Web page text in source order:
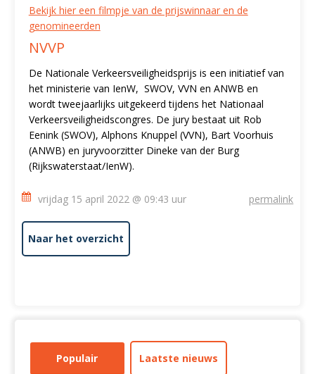
Bekijk hier een filmpje van de prijswinnaar en de
genomineerden
NVVP
De Nationale Verkeersveiligheidsprijs is een initiatief van
het ministerie van IenW, SWOV, VVN en ANWB en
wordt tweejaarlijks uitgekeerd tijdens het Nationaal
Verkeersveiligheidscongres. De jury bestaat uit Rob
Eenink (SWOV), Alphons Knuppel (VVN), Bart Voorhuis
(ANWB) en juryvoorzitter Dineke van der Burg
(Rijkswaterstaat/IenW).
vrijdag 15 april 2022 @ 09:43 uur permalink
Naar het overzicht
Populair Laatste nieuws